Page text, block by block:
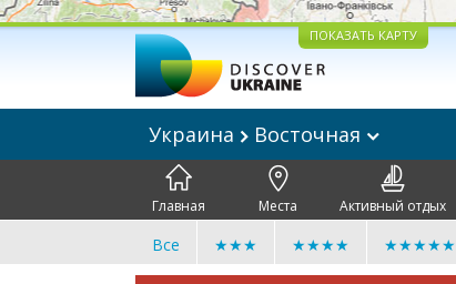
ПОКАЗАТЬ КАРТУ
Украина Восточная
Главная Места Активный отдых
Все ★★★ ★★★★ ★★★★★